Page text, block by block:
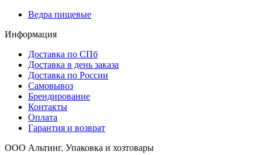
Ведра пищевые
Информация
Доставка по СПб
Доставка в день заказа
Доставка по России
Самовывоз
Брендирование
Контакты
Оплата
Гарантия и возврат
ООО Альтинг. Упаковка и хозтовары